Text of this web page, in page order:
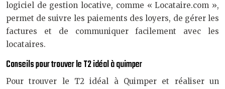
logiciel de gestion locative, comme « Locataire.com »,
permet de suivre les paiements des loyers, de gérer les
factures et de communiquer facilement avec les
locataires.
Conseils pour trouver le T2 idéal à quimper
Pour trouver le T2 idéal à Quimper et réaliser un